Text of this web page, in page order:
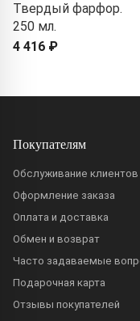
Твердый фарфор.
250 мл.
4 416 ₽
Покупателям
Обслуживание клиентов
Оформление заказа
Оплата и доставка
Обмен и возврат
Часто задаваемые
Подарочная карта
Отзывы покупателей